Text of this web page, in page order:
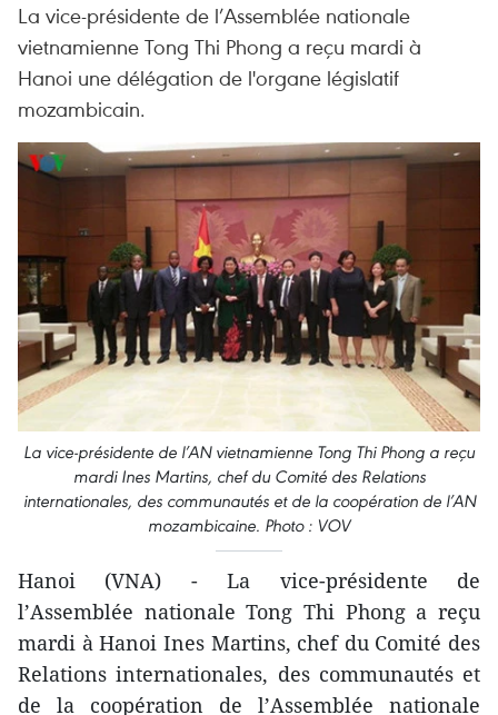
La vice-présidente de l’Assemblée nationale
vietnamienne Tong Thi Phong a reçu mardi à
Hanoi une délégation de l'organe législatif
mozambicain.
La vice-présidente de l’AN vietnamienne Tong Thi Phong a reçu
mardi Ines Martins, chef d​u Comité des Relations
internationales, des communautés et de la coopération de l’AN
mozambicaine. Photo : VOV
Hanoi (VNA) - La vice-présidente de
l’Assemblée nationale Tong Thi Phong a reçu
mardi à Hanoi Ines Martins, chef du Comité des
Relations internationales, des communautés et
de la coopération de l’Assemblée nationale